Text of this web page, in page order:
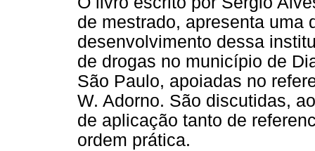
de mestrado, apresenta uma
desenvolvimento dessa
de drogas no município de
São Paulo, apoiadas no
W. Adorno. São discutidas,
de aplicação tanto de
ordem prática.